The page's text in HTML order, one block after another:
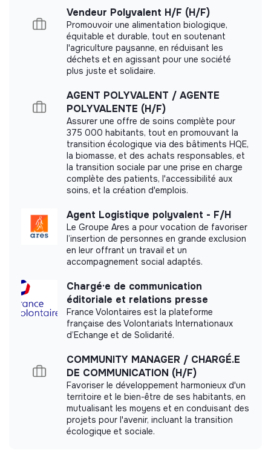
This structure did not communicate to us the
labels or certifications that it was able to obtain.
Did not yet add a transparency document.
Vendeur Polyvalent H/F (H/F)
Promouvoir une alimentation biologique,
équitable et durable, tout en soutenant
l'agriculture paysanne, en réduisant les
déchets et en agissant pour une société
plus juste et solidaire.
AGENT POLYVALENT / AGENTE
POLYVALENTE (H/F)
Assurer une offre de soins complète pour
375 000 habitants, tout en promouvant la
transition écologique via des bâtiments HQE,
la biomasse, et des achats responsables, et
la transition sociale par une prise en charge
complète des patients, l'accessibilité aux
soins, et la création d'emplois.
Agent Logistique polyvalent - F/H
Le Groupe Ares a pour vocation de favoriser
l’insertion de personnes en grande exclusion
en leur offrant un travail et un
accompagnement social adaptés.
Chargé·e de communication
éditoriale et relations presse
France Volontaires est la plateforme
française des Volontariats Internationaux
d’Echange et de Solidarité.
COMMUNITY MANAGER / CHARGÉ.E
DE COMMUNICATION (H/F)
Favoriser le développement harmonieux d'un
territoire et le bien-être de ses habitants, en
mutualisant les moyens et en conduisant des
projets pour l'avenir, incluant la transition
écologique et sociale.